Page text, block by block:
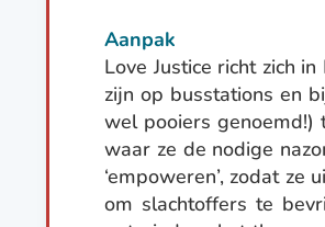
Aanpak
Love Justice richt zich
zijn op busstations en
wel pooiers genoemd!)
waar ze de nodige
‘empoweren’, zodat
om slachtoffers te